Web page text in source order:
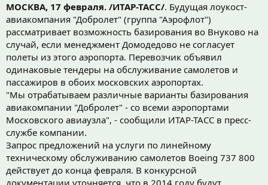
МОСКВА, 17 февраля. /ИТАР-ТАСС/. Будущая лоукост-
авиакомпания "Добролет" (группа "Аэрофлот")
рассматривает возможность базирования во Внуково на
случай, если менеджмент Домодедово не согласует
полеты из этого аэропорта. Перевозчик объявил
одинаковые тендеры на обслуживание самолетов и
пассажиров в обоих московских аэропортах.
"Мы отрабатываем различные варианты базирования
авиакомпании "Добролет" - со всеми аэропортами
Московского авиаузла", - сообщили ИТАР-ТАСС в пресс-
службе компании.
Запрос предложений на услуги по линейному
техническому обслуживанию самолетов Boeing 737 800
действует до конца февраля. В конкурсной
документации уточняется, что в 2014 году будут